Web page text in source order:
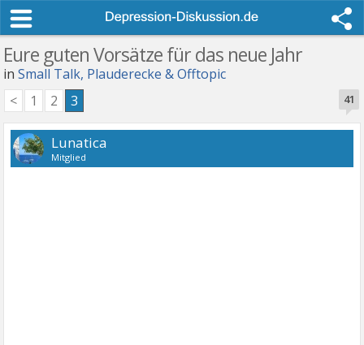
Eure guten Vorsätze für das neue Jahr
inSmall Talk, Plauderecke & Offtopic
41
< 1 2 3
Lunatica
Mitglied